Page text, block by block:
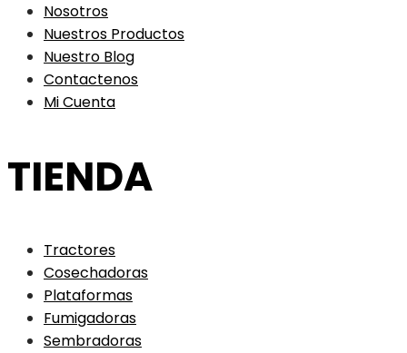
Nosotros
Nuestros Productos
Nuestro Blog
Contactenos
Mi Cuenta
TIENDA
Tractores
Cosechadoras
Plataformas
Fumigadoras
Sembradoras